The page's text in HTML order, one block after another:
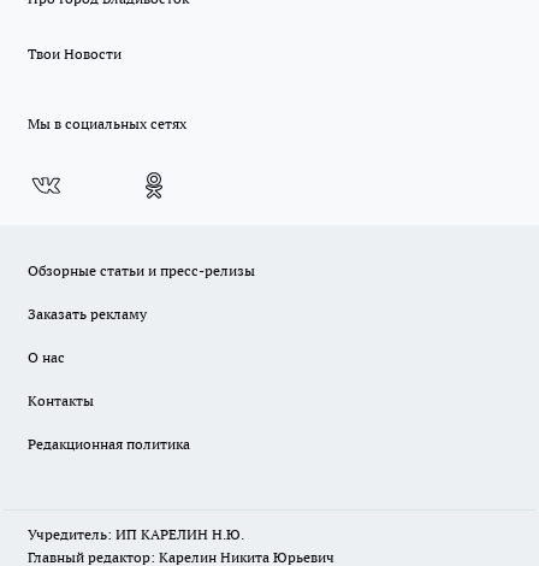
Твои Новости
Мы в социальных сетях
Обзорные статьи и пресс-релизы
Заказать рекламу
О нас
Контакты
Редакционная политика
Учредитель: ИП КАРЕЛИН Н.Ю.
Главный редактор: Карелин Никита Юрьевич